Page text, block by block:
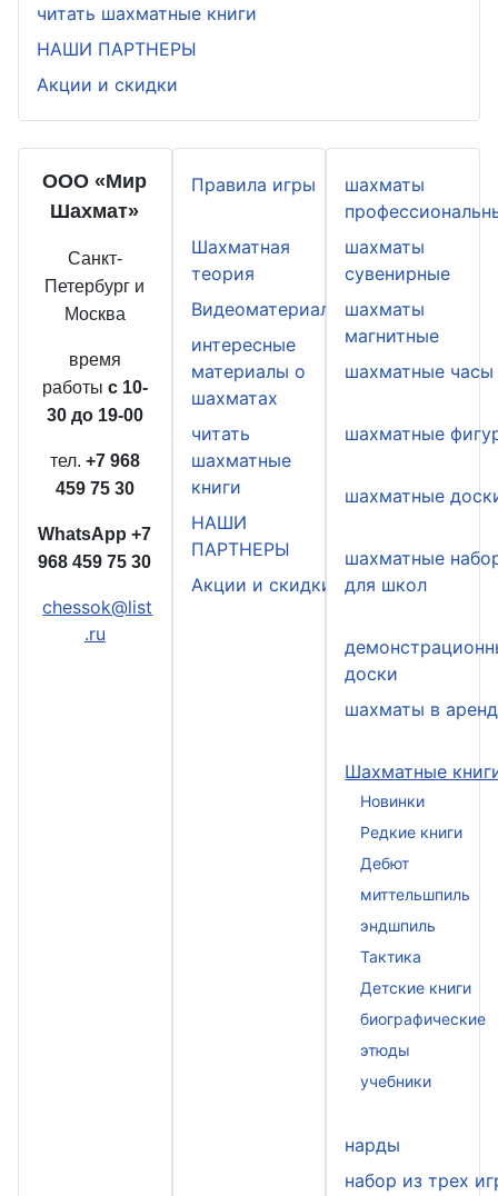
читать шахматные книги
НАШИ ПАРТНЕРЫ
Акции и скидки
ООО «Мир
Шахмат»
Санкт-
Петербург и
Москва
время
работы с 10-
30 до 19-00
тел. +7 968
459 75 30
WhatsApp+7
968 459 75 30
chessok@list
.ru
Правила игры
Шахматная
теория
Видеоматериалы
интересные
материалы о
шахматах
читать
шахматные
книги
НАШИ
ПАРТНЕРЫ
Акции и скидки
шахматы
шахматы
сувенирные
шахматы
магнитные
шахматные часы
шахматные
шахматные
шахматные
для школ
доски
шахматы в
Шахматные
Новинки
Редкие книги
Дебют
миттельшпиль
эндшпиль
Тактика
Детские книги
биографические
этюды
учебники
нарды
набор из трех